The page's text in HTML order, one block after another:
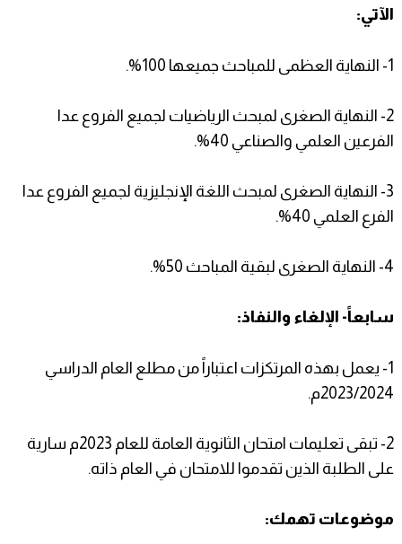
الآتي:
1- النهاية العظمى للمباحث جميعها 100%.
2- النهاية الصغرى لمبحث الرياضيات لجميع الفروع عدا
الفرعين العلمي والصناعي 40%.
3- النهاية الصغرى لمبحث اللغة الإنجليزية لجميع الفروع عدا
الفرع العلمي 40%.
4- النهاية الصغرى لبقية المباحث 50%.
سابعاً- الإلغاء والنفاذ:
1- يعمل بهذه المرتكزات اعتباراً من مطلع العام الدراسي
2023/2024م.
2- تبقى تعليمات امتحان الثانوية العامة للعام 2023م سارية
على الطلبة الذين تقدموا للامتحان في العام ذاته.
موضوعات تهمك: